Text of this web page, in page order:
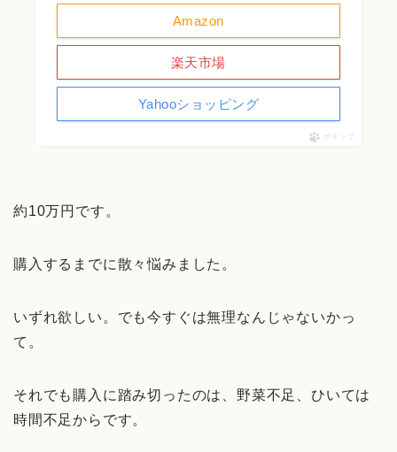
Amazon
楽天市場
Yahooショッピング
ポチップ
約10万円です。
購入するまでに散々悩みました。
いずれ欲しい。でも今すぐは無理なんじゃないかっ
て。
それでも購入に踏み切ったのは、野菜不足、ひいては
時間不足からです。